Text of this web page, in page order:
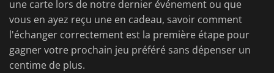
une carte lors de notre dernier événement ou que
vous en ayez reçu une en cadeau, savoir comment
l'échanger correctement est la première étape pour
gagner votre prochain jeu préféré sans dépenser un
centime de plus.